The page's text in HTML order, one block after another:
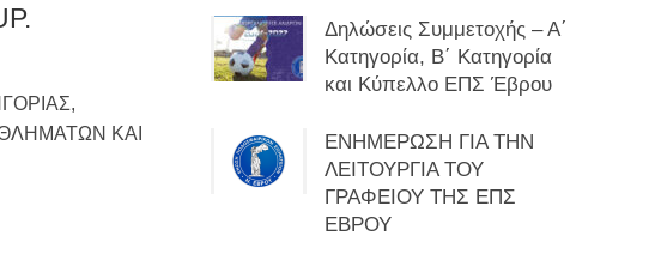
ΚΑΙ
Δηλώσεις Συμμετοχής – Α΄
Κατηγορία, Β΄ Κατηγορία
και Κύπελλο ΕΠΣ Έβρου
ΕΝΗΜΕΡΩΣΗ ΓΙΑ ΤΗΝ
ΛΕΙΤΟΥΡΓΙΑ ΤΟΥ
ΓΡΑΦΕΙΟΥ ΤΗΣ ΕΠΣ
ΕΒΡΟΥ